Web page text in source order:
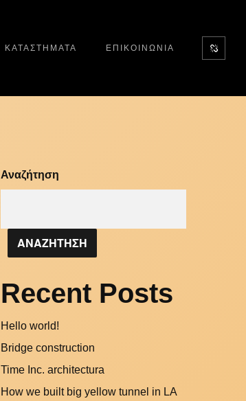
ΚΑΤΑΣΤΗΜΑΤΑ ΕΠΙΚΟΙΝΩΝΙΑ
Αναζήτηση
ΑΝΑΖΗΤΗΣΗ
Recent Posts
Hello world!
Bridge construction
Time Inc. architectura
How we built big yellow tunnel in LA